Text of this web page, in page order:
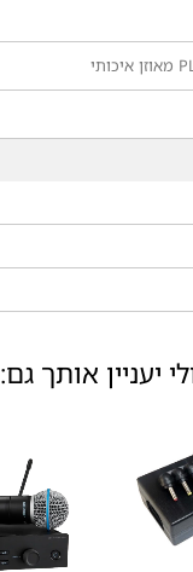
יעניין אותך גם: